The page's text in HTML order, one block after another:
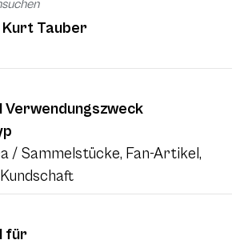
Kurt Tauber
/ Sammelstücke, Fan-Artikel,
für